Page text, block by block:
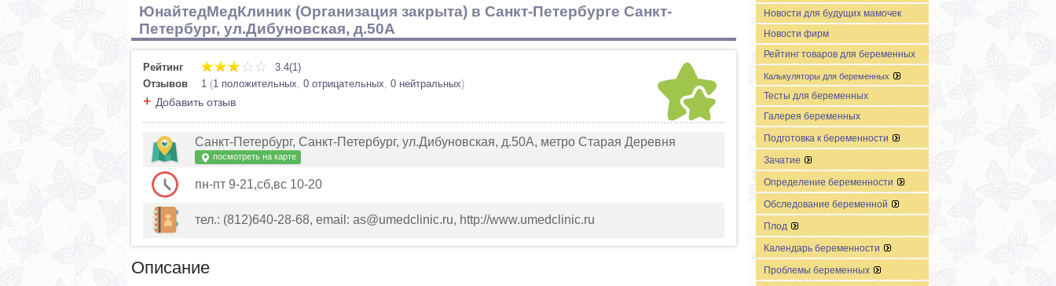
ЮнайтедМедКлиник (Организация закрыта) в Санкт-Петербурге Санкт-
Петербург, ул.Дибуновская, д.50А
Рейтинг
3.4(1)
Отзывов
1 (1 положительных, 0 отрицательных, 0 нейтральных)
+ Добавить отзыв
Санкт-Петербург, Санкт-Петербург, ул.Дибуновская, д.50А, метро Старая Деревня
посмотреть на карте
пн-пт 9-21,сб,вс 10-20
тел.: (812)640-28-68, email: as@umedclinic.ru, http://www.umedclinic.ru
Описание
Новости для будущих мамочек
Новости фирм
Рейтинг товаров для беременных
Калькуляторы для беременных
Тесты для беременных
Галерея беременных
Подготовка к беременности
Зачатие
Определение беременности
Обследование беременной
Плод
Календарь беременности
Проблемы беременных